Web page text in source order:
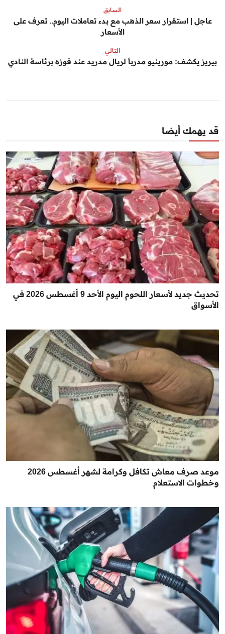
السابق
عاجل | استقرار سعر الذهب مع بدء تعاملات اليوم.. تعرف على
الأسعار
التالي
بيريز يكشف: مورينيو مدرباً لريال مدريد عند فوزه برئاسة النادي
قد يهمك أيضا
تحديث جديد لأسعار اللحوم اليوم الأحد 9 أغسطس 2026 في
الأسواق
موعد صرف معاش تكافل وكرامة لشهر أغسطس 2026
وخطوات الاستعلام